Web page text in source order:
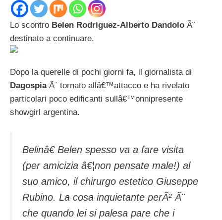
Lo scontro Belen Rodriguez-Alberto Dandolo Ã¨
destinato a continuare.
Dopo la querelle di pochi giorni fa, il giornalista di
DagospiaÃ¨ tornato allâ€™attacco e ha rivelato
particolari poco edificanti sullâ€™onnipresente
showgirl argentina.
Belinâ€ Belen spesso va a fare visita
(per amicizia â€¦non pensate male!) al
suo amico, il chirurgo estetico Giuseppe
Rubino. La cosa inquietante perÃ² Ã¨
che quando lei si palesa pare che i